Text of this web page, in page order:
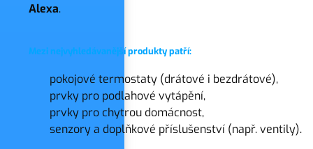
Alexa.
Mezi nejvyhledávanější produkty patří:
pokojové termostaty (drátové i bezdrátové),
prvky pro podlahové vytápění,
prvky pro chytrou domácnost,
senzory a doplňkové příslušenství (např. ventily).